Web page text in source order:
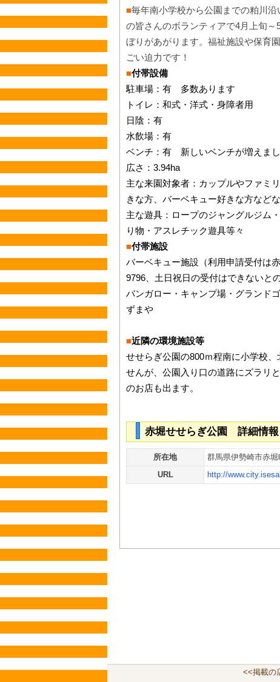
■毎年南小学校から公園までの粕川沿
の皆さんのボランティアで4月上旬
ぼりがあがります。福祉施設や保育
ごい迫力です！
■付帯設備
駐車場：有 多数あります
トイレ：和式・洋式・身障者用
日陰：有
水飲場：有
ベンチ：有 新しいベンチが増えま
広さ：3.94ha
主な来園対象者：カップルやファミ
きな方、バーベキュー好きな方など
主な遊具：ロープのジャングルジム
り物・アスレチック遊具等々
■付帯施設
バーベキュー施設（利用申請受付は
9796、土日祝日の受付はできないとの
バンガロー・キャンプ場・グランド
ずまや
■近隣の環境施設等
せせらぎ公園の800ｍ程南に小学校
せんが、公園入り口の道路にズラリ
のお店も出ます。
赤堀せせらぎ公園 詳細情報
所在地
群馬県伊勢崎市赤
URL
http://
<<掲載の